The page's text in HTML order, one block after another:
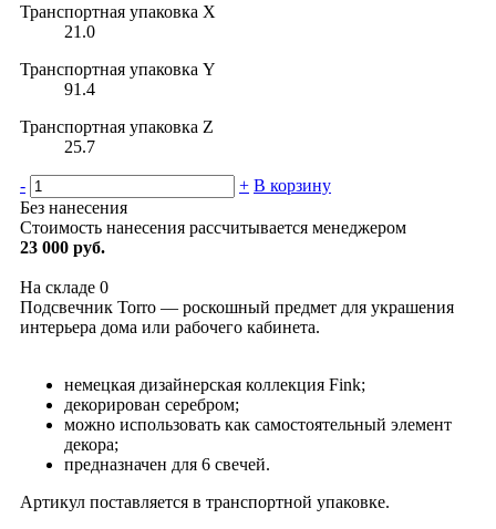
Транспортная упаковка X
21.0
Транспортная упаковка Y
91.4
Транспортная упаковка Z
25.7
- + В корзину
Без нанесения
Стоимость нанесения рассчитывается менеджером
23 000 руб.
На складе 0
Подсвечник Torro — роскошный предмет для украшения
интерьера дома или рабочего кабинета.
немецкая дизайнерская коллекция Fink;
декорирован серебром;
можно использовать как самостоятельный элемент
декора;
предназначен для 6 свечей.
Артикул поставляется в транспортной упаковке.